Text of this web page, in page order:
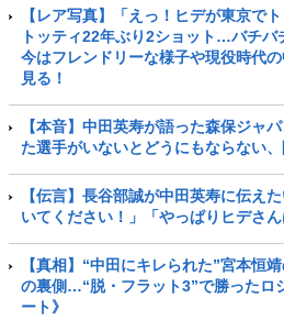
【レア写真】「えっ！ヒデが東京で
トッティ22年ぶり2ショット…バチバ
今はフレンドリーな様子や現役時代
見る！
【本音】中田英寿が語った森保ジャ
た選手がいないとどうにもならない、
【伝言】長谷部誠が中田英寿に伝え
いてください！」「やっぱりヒデさ
【真相】“中田にキレられた”宮本恒
の裏側…“脱・フラット3”で勝ったロ
ート》